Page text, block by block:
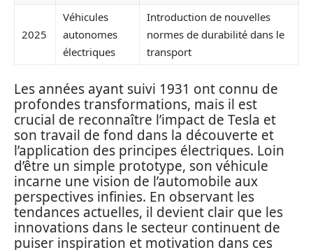
2025
Véhicules
autonomes
électriques
Introduction de nouvelles
normes de durabilité dans le
transport
Les années ayant suivi 1931 ont connu de
profondes transformations, mais il est
crucial de reconnaître l’impact de Tesla et
son travail de fond dans la découverte et
l’application des principes électriques. Loin
d’être un simple prototype, son véhicule
incarne une vision de l’automobile aux
perspectives infinies. En observant les
tendances actuelles, il devient clair que les
innovations dans le secteur continuent de
puiser inspiration et motivation dans ces